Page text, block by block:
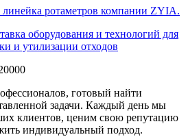
ротаметров компании ZYIA.
оборудования и технологий для
и утилизации отходов
готовый найти
задачи. Каждый день мы
клиентов, ценим свою репутацию
индивидуальный подход.